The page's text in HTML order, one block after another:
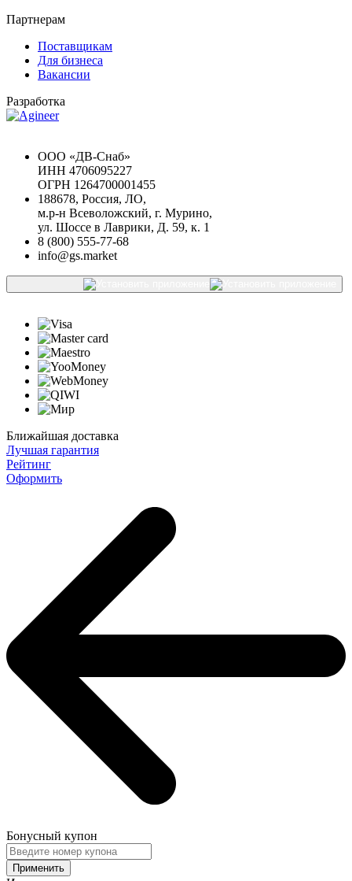
Партнерам
Поставщикам
Для бизнеса
Вакансии
Разработка
ООО «ДВ-Снаб»
ИНН 4706095227
ОГРН 1264700001455
188678, Россия, ЛО,
м.р-н Всеволожский, г. Мурино,
ул. Шоссе в Лаврики, Д. 59, к. 1
8 (800) 555-77-68
info@gs.market
Ближайшая доставка
Лучшая гарантия
Рейтинг
Оформить
Бонусный купон
Применить